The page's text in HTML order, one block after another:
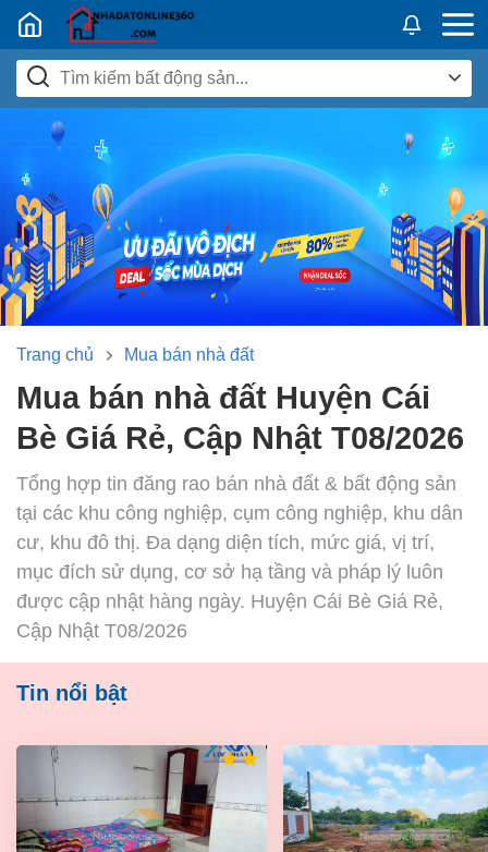
Nhadatban24h.vn
Trang chủ Mua bán nhà đất
Mua bán nhà đất Huyện Cái
Bè Giá Rẻ, Cập Nhật T08/2026
Tổng hợp tin đăng rao bán nhà đất & bất động sản
tại các khu công nghiệp, cụm công nghiệp, khu dân
cư, khu đô thị. Đa dạng diện tích, mức giá, vị trí,
mục đích sử dụng, cơ sở hạ tầng và pháp lý luôn
được cập nhật hàng ngày. Huyện Cái Bè Giá Rẻ,
Cập Nhật T08/2026
Tin nổi bật